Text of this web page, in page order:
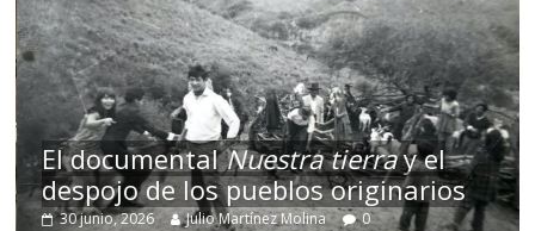
El documentalNuestra tierray el
despojo de los pueblos originarios
30 junio, 2026 Julio Martínez Molina 0